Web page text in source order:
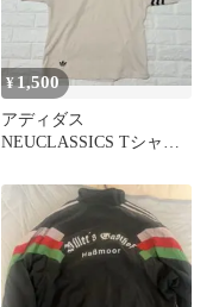
¥1,500
アディダス
NEUCLASSICS Tシャツ